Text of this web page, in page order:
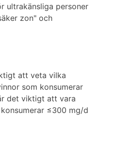
ultrakänsliga personer
zon" och
att veta vilka
som konsumerar
det viktigt att vara
≤300 mg/d